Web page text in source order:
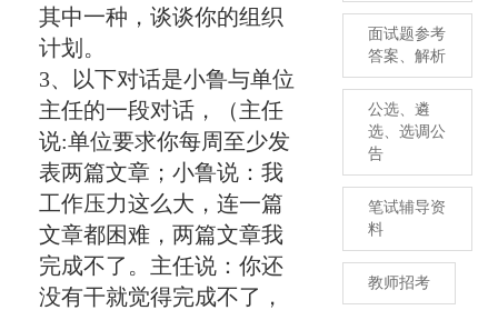
其中一种，谈谈你的组织
计划。
3、以下对话是小鲁与单位
主任的一段对话，（主任
说:单位要求你每周至少发
表两篇文章；小鲁说：我
工作压力这么大，连一篇
文章都困难，两篇文章我
完成不了。主任说：你还
没有干就觉得完成不了，
面试题参考
答案、解析
公选、遴
选、选调公
告
笔试辅导资
料
教师招考